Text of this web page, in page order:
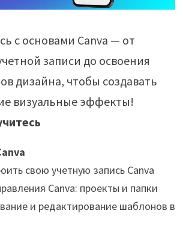
с основами Canva — от
записи до освоения
дизайна, чтобы создавать
визуальные эффекты!
свою учетную запись Canva
Canva: проекты и папки
и редактирование шаблонов в